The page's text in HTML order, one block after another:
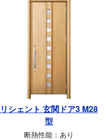
リシェント 玄関ドア3 M28
型
断熱性能：あり